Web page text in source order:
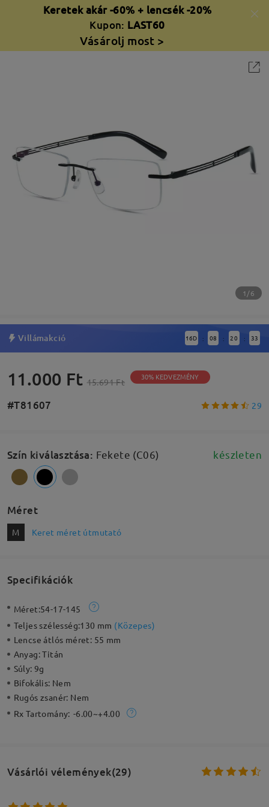
Keretek akár -60% + lencsék -20%
Kupon: LAST60
Vásárolj most >
1/6
Villámakció 16D : 08 : 20 : 32
11.000 Ft 15.691 Ft 30% KEDVEZMÉNY
#T81607 29
Szín kiválasztása: Fekete (C06) készleten
Méret
M Keret méret útmutató
Specifikációk
Méret:54-17-145
Teljes szélesség:130 mm (Közepes)
Lencse átlós méret: 55 mm
Anyag:Titán
Súly: 9g
Bifokális: Nem
Rugós zsanér: Nem
Rx Tartomány: -6.00~+4.00
Vásárlói vélemények(29)